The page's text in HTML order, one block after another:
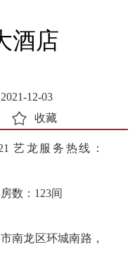
酒店
12-03
收藏
艺龙服务热线：
数：123间
龙区环城南路，